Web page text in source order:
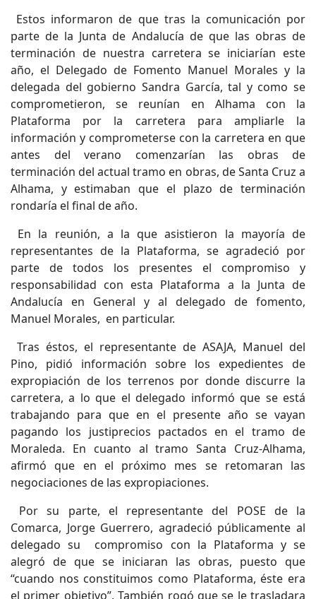
Estos informaron de que tras la comunicación por
parte de la Junta de Andalucía de que las obras de
terminación de nuestra carretera se iniciarían este
año, el Delegado de Fomento Manuel Morales y la
delegada del gobierno Sandra García, tal y como se
comprometieron, se reunían en Alhama con la
Plataforma por la carretera para ampliarle la
información y comprometerse con la carretera en que
antes del verano comenzarían las obras de
terminación del actual tramo en obras, de Santa Cruz a
Alhama, y estimaban que el plazo de terminación
rondaría el final de año.
En la reunión, a la que asistieron la mayoría de
representantes de la Plataforma, se agradeció por
parte de todos los presentes el compromiso y
responsabilidad con esta Plataforma a la Junta de
Andalucía en General y al delegado de fomento,
Manuel Morales, en particular.
Tras éstos, el representante de ASAJA, Manuel del
Pino, pidió información sobre los expedientes de
expropiación de los terrenos por donde discurre la
carretera, a lo que el delegado informó que se está
trabajando para que en el presente año se vayan
pagando los justiprecios pactados en el tramo de
Moraleda. En cuanto al tramo Santa Cruz-Alhama,
afirmó que en el próximo mes se retomaran las
negociaciones de las expropiaciones.
Por su parte, el representante del POSE de la
Comarca, Jorge Guerrero, agradeció públicamente al
delegado su compromiso con la Plataforma y se
alegró de que se iniciaran las obras, puesto que
“cuando nos constituimos como Plataforma, éste era
el primer objetivo”. También rogó que se le trasladara